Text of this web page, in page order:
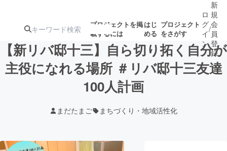
プロジェクトを掲
載するには
はじ
める
プロジェクト
をさがす
注目の新着プロ募集終了が近いプ
ロ
グ
イ
ン
/
新
規
会
員
登
録
【新リバ邸十三】自ら切り拓く自分が
主役になれる場所 ＃リバ邸十三友達
100人計画
まだたまご まちづくり・地域活性化